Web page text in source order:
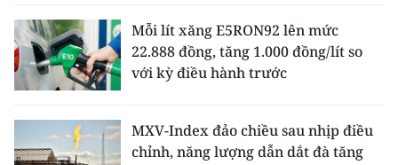
Mỗi lít xăng E5RON92 lên mức
22.888 đồng, tăng 1.000 đồng/lít so
với kỳ điều hành trước
MXV-Index đảo chiều sau nhịp điều
chỉnh, năng lượng dẫn dắt đà tăng